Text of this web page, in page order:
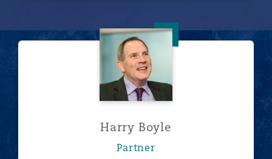
Harry Boyle
Harry Boyle
Partner